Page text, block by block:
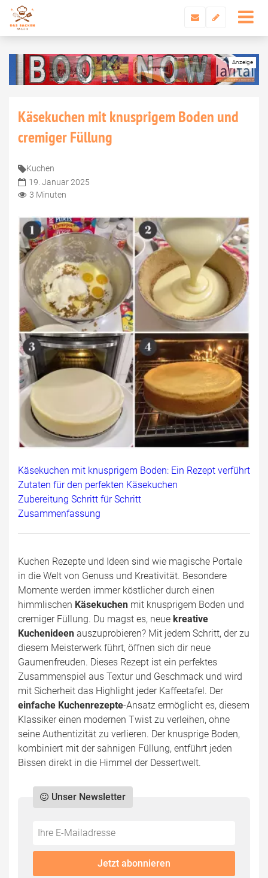
Käsekuchen mit knusprigem Boden und
cremiger Füllung
Kuchen
19. Januar 2025
3 Minuten
Käsekuchen mit knusprigem Boden: Ein Rezept verführt
Zutaten für den perfekten Käsekuchen
Zubereitung Schritt für Schritt
Zusammenfassung
Kuchen Rezepte und Ideen sind wie magische Portale
in die Welt von Genuss und Kreativität. Besondere
Momente werden immer köstlicher durch einen
himmlischen Käsekuchen mit knusprigem Boden und
cremiger Füllung. Du magst es, neue kreative
Kuchenideen auszuprobieren? Mit jedem Schritt, der zu
diesem Meisterwerk führt, öffnen sich dir neue
Gaumenfreuden. Dieses Rezept ist ein perfektes
Zusammenspiel aus Textur und Geschmack und wird
mit Sicherheit das Highlight jeder Kaffeetafel. Der
einfache Kuchenrezepte-Ansatz ermöglicht es, diesem
Klassiker einen modernen Twist zu verleihen, ohne
seine Authentizität zu verlieren. Der knusprige Boden,
kombiniert mit der sahnigen Füllung, entführt jeden
Bissen direkt in die Himmel der Dessertwelt.
Do
fill
Unser Newsletter
*Ihre
Mailadresse:
Jetzt abonnieren